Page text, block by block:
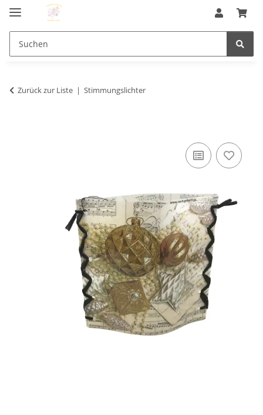
Zurück zur Liste Stimmungslichter